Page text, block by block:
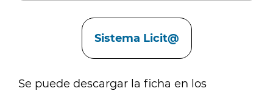
Sistema Licit@
Se puede descargar la ficha en los